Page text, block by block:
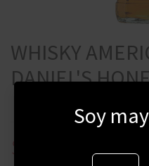
WHISKY
DANIEL'S
$
Soy